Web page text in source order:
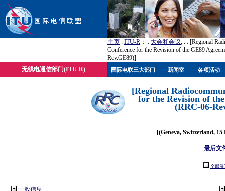
主页 : ITU-R ； : 大会和会议; : : [Regional
Conference for the Revision of the GE89
Rev.GE89)]
无线电通信部门(ITU-R)
[Regional
for the Revision of
(RRC-06-
[(Geneva, Switzerland, 15
最后文
全部展
一般信息
国际电联三大部门 新闻室 各项活动